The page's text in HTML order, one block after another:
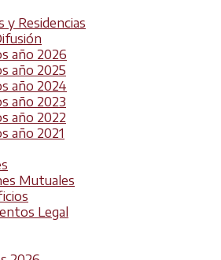
y Residencias
año 2026
año 2025
año 2024
año 2023
año 2022
año 2021
Mutuales
Legal